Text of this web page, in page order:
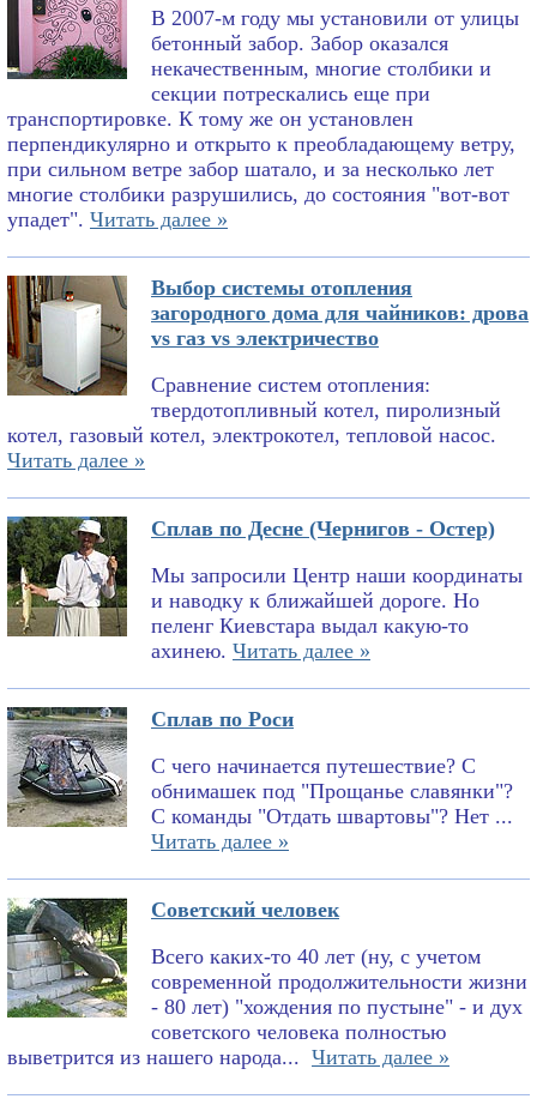
В 2007-м году мы установили от улицы
бетонный забор. Забор оказался
некачественным, многие столбики и
секции потрескались еще при
транспортировке. К тому же он установлен
перпендикулярно и открыто к преобладающему ветру,
при сильном ветре забор шатало, и за несколько лет
многие столбики разрушились, до состояния "вот-вот
упадет". Читать далее »
Выбор системы отопления
загородного дома для чайников: дрова
vs газ vs электричество
Сравнение систем отопления:
твердотопливный котел, пиролизный
котел, газовый котел, электрокотел, тепловой насос.
Читать далее »
Сплав по Десне (Чернигов - Остер)
Мы запросили Центр наши координаты
и наводку к ближайшей дороге. Но
пеленг Киевстара выдал какую-то
ахинею. Читать далее »
Сплав по Роси
С чего начинается путешествие? С
обнимашек под "Прощанье славянки"?
С команды "Отдать швартовы"? Нет ...
Читать далее »
Советский человек
Всего каких-то 40 лет (ну, с учетом
современной продолжительности жизни
- 80 лет) "хождения по пустыне" - и дух
советского человека полностью
выветрится из нашего народа... Читать далее »